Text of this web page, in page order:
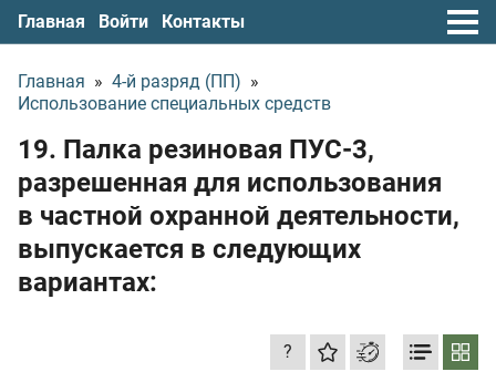
Главная Войти Контакты
Главная » 4-й разряд (ПП) »
Использование специальных средств
19. Палка резиновая ПУС-3,
разрешенная для использования
в частной охранной деятельности,
выпускается в следующих
вариантах:
?